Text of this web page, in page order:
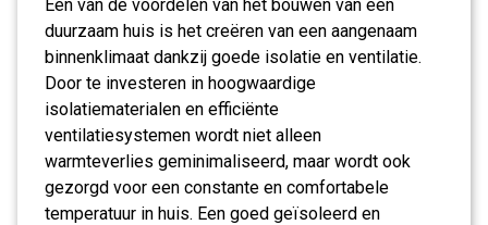
Een van de voordelen van het bouwen van een
duurzaam huis is het creëren van een aangenaam
binnenklimaat dankzij goede isolatie en ventilatie.
Door te investeren in hoogwaardige
isolatiematerialen en efficiënte
ventilatiesystemen wordt niet alleen
warmteverlies geminimaliseerd, maar wordt ook
gezorgd voor een constante en comfortabele
temperatuur in huis. Een goed geïsoleerd en